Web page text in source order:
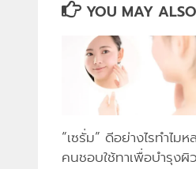
YOU MAY
“เซรั่ม” ดีอย่างไรทำไมห
คนชอบใช้ทาเพื่อบำรุงผิว